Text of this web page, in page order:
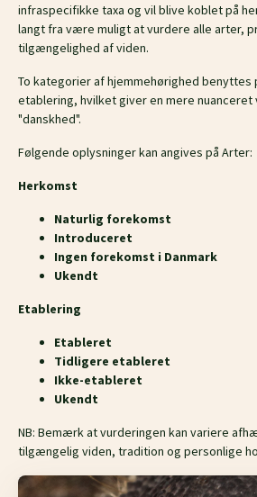
infraspecifikke taxa og vil blive koblet på
langt fra være muligt at vurdere alle arter,
tilgængelighed af viden.
To kategorier af hjemmehørighed benyttes
etablering, hvilket giver en mere nuanceret
"danskhed".
Følgende oplysninger kan angives på Arter:
Herkomst
Naturlig forekomst
Introduceret
Ingen forekomst i Danmark
Ukendt
Etablering
Etableret
Tidligere etableret
Ikke-etableret
Ukendt
NB: Bemærk at vurderingen kan variere
tilgængelig viden, tradition og personlige